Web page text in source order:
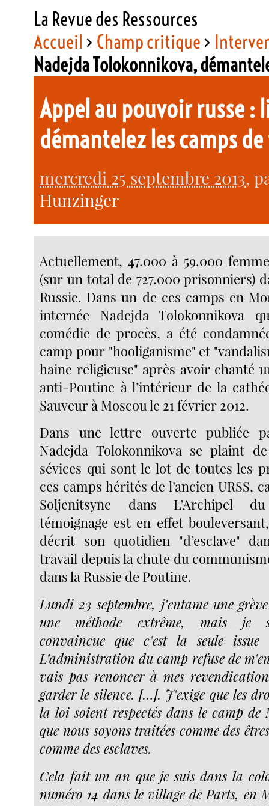
La Revue des Ressources
Accueil > Champ critique>
Nadejda Tolokonnikova,
Appel au pouvoir russe :
démantelez les camps
mercredi 25 septembre 2013,
Hunzinger
Actuellement, 47.000 à 59.000
(sur un total de 727.000 prisonniers)
Russie. Dans un de ces camps en
internée Nadejda Tolokonnikova
comédie de procès, a été
camp pour "hooliganisme" et
haine religieuse" après avoir chanté
anti-Poutine à l’intérieur de la
Sauveur à Moscou le 21 février 2012.
Dans une lettre ouverte publiée
Nadejda Tolokonnikova se plaint
sévices qui sont le lot de toutes les
ces camps hérités de l’ancien URSS,
Soljenitsyne dans L’Archipel
témoignage est en effet
décrit son quotidien "d’esclave"
travail depuis la chute du
dans la Russie de Poutine.
Lundi 23 septembre, j’entame une
une méthode extrême, mais je
convaincue que c’est la seule
L’administration du camp refuse de
vais pas renoncer à mes
garder le silence. […]. J’exige que les
la loi soient respectés dans le camp de
que nous soyons traitées comme des
comme des esclaves.
Cela fait un an que je suis dans la
numéro 14 dans le village de Parts, en